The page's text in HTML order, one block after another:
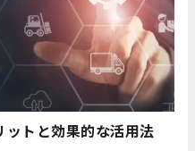
トと効果的な活用法